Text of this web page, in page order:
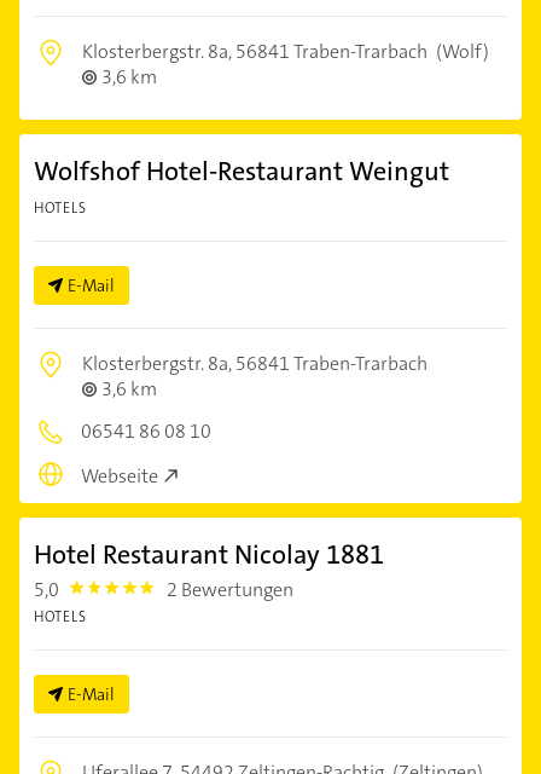
Klosterbergstr. 8a,56841 Traben-Trarbach (Wolf)
3,6 km
Wolfshof Hotel-Restaurant Weingut
HOTELS
E-Mail
Klosterbergstr. 8a,56841 Traben-Trarbach
3,6 km
06541 86 08 10
Webseite
Hotel Restaurant Nicolay 1881
5,0 5.0 2 Bewertungen
HOTELS
E-Mail